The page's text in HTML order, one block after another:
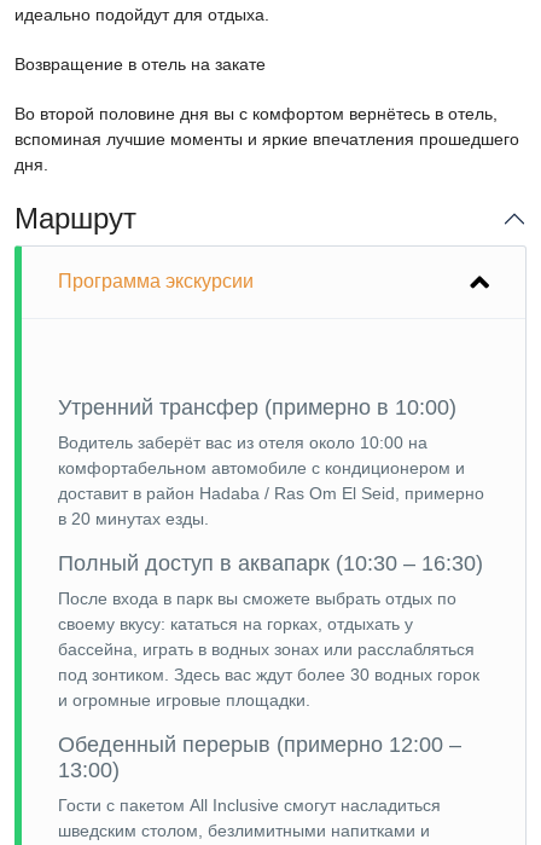
идеально подойдут для отдыха.
Возвращение в отель на закате
Во второй половине дня вы с комфортом вернётесь в отель,
вспоминая лучшие моменты и яркие впечатления прошедшего
дня.
Маршрут
Программа экскурсии
Утренний трансфер (примерно в 10:00)
Водитель заберёт вас из отеля около 10:00 на
комфортабельном автомобиле с кондиционером и
доставит в район Hadaba / Ras Om El Seid, примерно
в 20 минутах езды.
Полный доступ в аквапарк (10:30 – 16:30)
После входа в парк вы сможете выбрать отдых по
своему вкусу: кататься на горках, отдыхать у
бассейна, играть в водных зонах или расслабляться
под зонтиком. Здесь вас ждут более 30 водных горок
и огромные игровые площадки.
Обеденный перерыв (примерно 12:00 –
13:00)
Гости с пакетом All Inclusive смогут насладиться
шведским столом, безлимитными напитками и